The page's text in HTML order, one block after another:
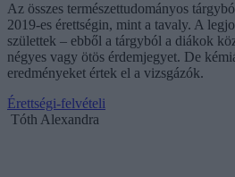
Az összes természettudományos
2019-es érettségin, mint a tavaly. A
születtek – ebből a tárgyból a diákok
négyes vagy ötös érdemjegyet. De
eredményeket értek el a vizsgázók.
Érettségi-felvételi
Tóth Alexandra